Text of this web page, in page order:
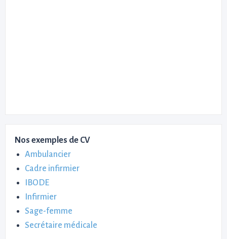
Nos exemples de CV
Ambulancier
Cadre infirmier
IBODE
Infirmier
Sage-femme
Secrétaire médicale